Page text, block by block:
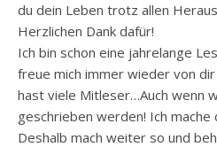
du dein Leben trotz allen
Herzlichen Dank dafür!
Ich bin schon eine jahrelange
freue mich immer wieder von
hast viele Mitleser…Auch wenn
geschrieben werden! Ich mache
Deshalb mach weiter so und